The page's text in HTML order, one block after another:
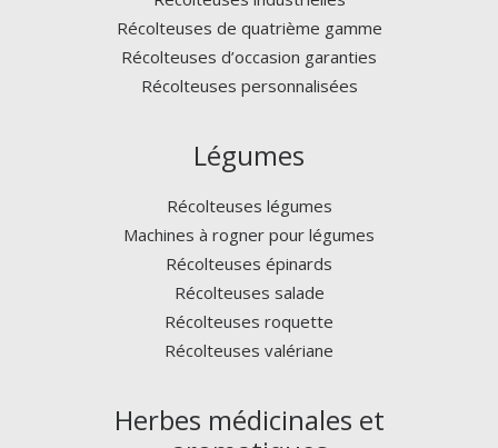
Récolteuses de quatrième gamme
Récolteuses d’occasion garanties
Récolteuses personnalisées
Légumes
Récolteuses légumes
Machines à rogner pour légumes
Récolteuses épinards
Récolteuses salade
Récolteuses roquette
Récolteuses valériane
Herbes médicinales et